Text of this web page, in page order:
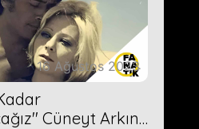
16 Ağustos 2023
Cüneyt Arkın-